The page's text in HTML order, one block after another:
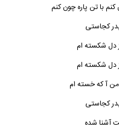
با تن پاره چون کنم
کجاستی
دل شکسته ام
دل شکسته ام
آ که خسته ام
کجاستی
آشنا شده